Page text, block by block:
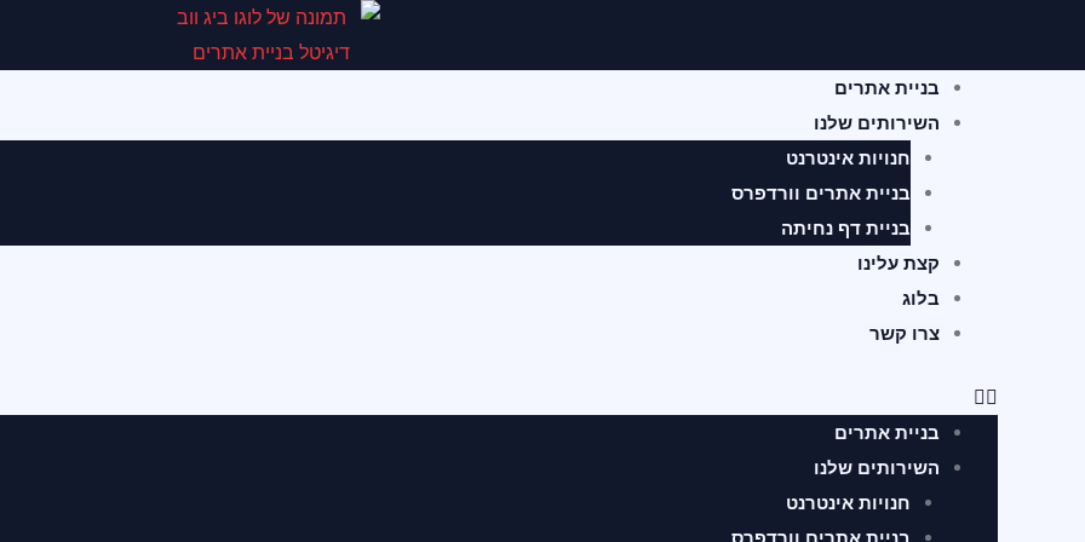
בניית אתרים
השירותים שלנו
חנויות אינטרנט
בניית אתרים וורדפרס
בניית דף נחיתה
קצת עלינו
בלוג
צרו קשר
תפריט
בניית אתרים
השירותים שלנו
חנויות אינטרנט